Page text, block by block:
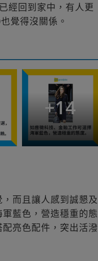
經回到家中，有人更
覺得沒關係。
+14
而且讓人感到誠懇及
藍色，營造穩重的態
亮色配件，突出活潑